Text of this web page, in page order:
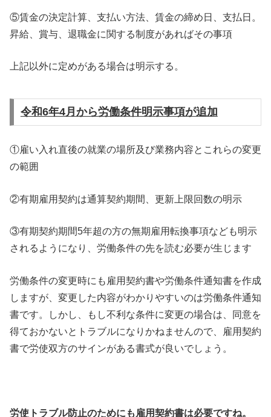
⑤賃金の決定計算、支払い方法、賃金の締め日、支払日。
昇給、賞与、退職金に関する制度があればその事項
上記以外に定めがある場合は明示する。
令和6年4月から労働条件明示事項が追加
①雇い入れ直後の就業の場所及び業務内容とこれらの変更
の範囲
②有期雇用契約は通算契約期間、更新上限回数の明示
③有期契約期間5年超の方の無期雇用転換事項なども明示
されるようになり、労働条件の先を読む必要が生じます
労働条件の変更時にも雇用契約書や労働条件通知書を作成
しますが、変更した内容がわかりやすいのは労働条件通知
書です。しかし、もし不利な条件に変更の場合は、同意を
得ておかないとトラブルになりかねませんので、雇用契約
書で労使双方のサインがある書式が良いでしょう。
労使トラブル防止のためにも雇用契約書は必要ですね。